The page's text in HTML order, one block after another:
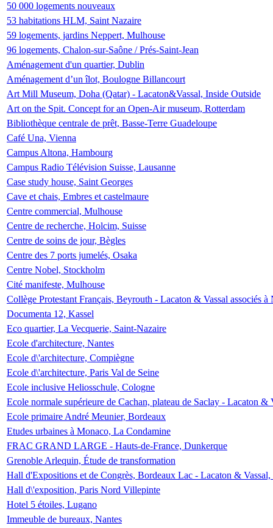
50 000 logements nouveaux
53 habitations HLM, Saint Nazaire
59 logements, jardins Neppert, Mulhouse
96 logements, Chalon-sur-Saône / Prés-Saint-Jean
Aménagement d'un quartier, Dublin
Aménagement d’un îlot, Boulogne Billancourt
Art Mill Museum, Doha (Qatar) - Lacaton&Vassal, Inside Outside
Art on the Spit. Concept for an Open-Air museum, Rotterdam
Bibliothèque centrale de prêt, Basse-Terre Guadeloupe
Café Una, Vienna
Campus Altona, Hambourg
Campus Radio Télévision Suisse, Lausanne
Case study house, Saint Georges
Cave et chais, Embres et castelmaure
Centre commercial, Mulhouse
Centre de recherche, Holcim, Suisse
Centre de soins de jour, Bègles
Centre des 7 ports jumelés, Osaka
Centre Nobel, Stockholm
Cité manifeste, Mulhouse
Collège Protestant Français, Beyrouth - Lacaton & Vassal associés
Documenta 12, Kassel
Eco quartier, La Vecquerie, Saint-Nazaire
Ecole d'architecture, Nantes
Ecole d\'architecture, Compiègne
Ecole d\'architecture, Paris Val de Seine
Ecole inclusive Heliosschule, Cologne
Ecole normale supérieure de Cachan, plateau de Saclay - Lacaton &
Ecole primaire André Meunier, Bordeaux
Etudes urbaines à Monaco, La Condamine
FRAC GRAND LARGE - Hauts-de-France, Dunkerque
Grenoble Arlequin, Étude de transformation
Hall d'Expositions et de Congrès, Bordeaux Lac - Lacaton &
Hall d\'exposition, Paris Nord Villepinte
Hotel 5 étoiles, Lugano
Immeuble de bureaux, Nantes